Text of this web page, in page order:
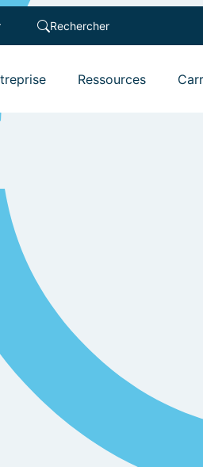
Rechercher
Ressources